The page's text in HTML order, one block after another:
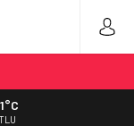
Şehrine Tek Bilet
Tren Seferleri